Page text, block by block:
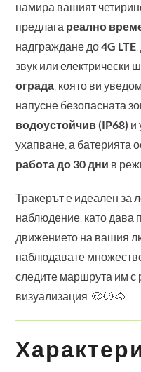
намира вашият
предлага реално
надграждане до4G LTE
звук или електрически
ограда , която ви
напусне безопасната
водоустойчив (IP68) и
ухапване, а батерията
работа до 30 дни в
Тракерът е идеален за
наблюдение, като дава
движението на вашия
наблюдавате
следите маршрута им с
визуализация. 🐶🐱🐴